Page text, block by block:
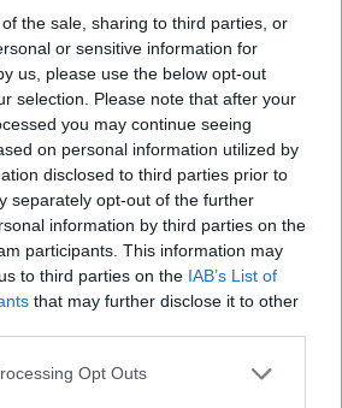
the sale, sharing to third parties, or
or sensitive information for
us, please use the below opt-out
selection. Please note that after your
you may continue seeing
on personal information utilized by
disclosed to third parties prior to
separately opt-out of the further
information by third parties on the
participants. This information may
to third parties on the IAB’s List of
that may further disclose it to other
Opt Outs
tik
NAUDA
«Meitenes dienā var
Krēta» uzvarētāja Loreta